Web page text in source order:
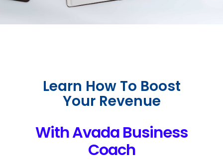
Learn How To Boost
Your Revenue
With Avada Business
Coach